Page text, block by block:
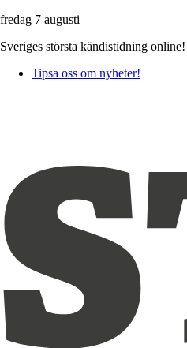
fredag 7 augusti
Sveriges största kändistidning online!
Tipsa oss om nyheter!